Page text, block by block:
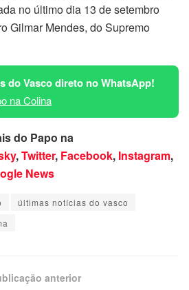
no último dia 13 de setembro
Gilmar Mendes, do Supremo
do Vasco direto no WhatsApp!
na Colina
do Papo na
,Twitter, Facebook, Instagram,
News
últimas notícias do vasco
anterior